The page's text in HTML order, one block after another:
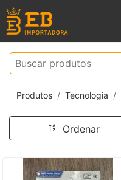
Produtos Tecnologia
Ordenar